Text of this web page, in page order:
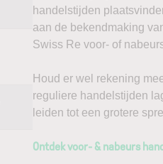
handelstijden
aan de bekendmaking
Swiss Re voor- of
Houd er wel rekening
reguliere handelstijden
leiden tot een grotere
Ontdek voor- & nabeurs